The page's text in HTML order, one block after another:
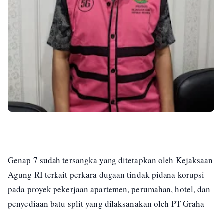
Genap 7 sudah tersangka yang ditetapkan oleh Kejaksaan
Agung RI terkait perkara dugaan tindak pidana korupsi
pada proyek pekerjaan apartemen, perumahan, hotel, dan
penyediaan batu split yang dilaksanakan oleh PT Graha